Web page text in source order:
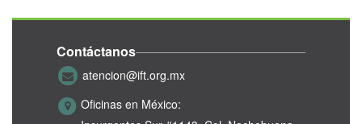
Contáctanos
atencion@ift.org.mx
Oficinas en México: